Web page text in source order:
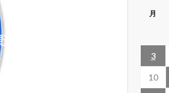
月
3
10